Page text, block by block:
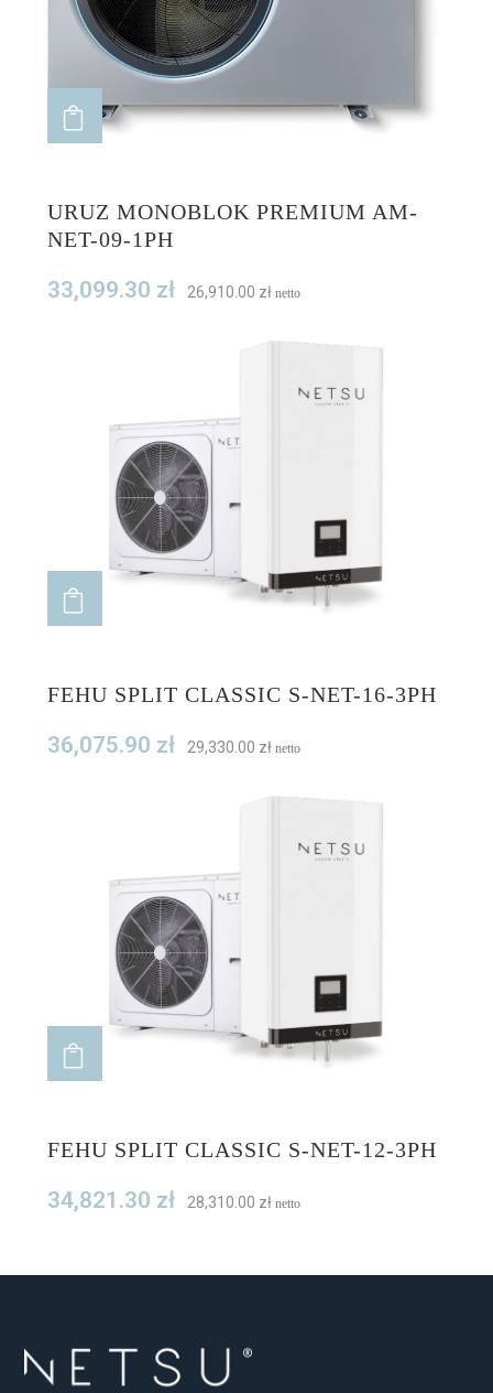
ADD TO CART
URUZ MONOBLOK PREMIUM AM-
NET-09-1PH
33,099.30 zł 26,910.00 złnetto
FEHU SPLIT CLASSIC S-NET-16-3PH
36,075.90 zł 29,330.00 złnetto
FEHU SPLIT CLASSIC S-NET-12-3PH
34,821.30 zł 28,310.00 złnetto